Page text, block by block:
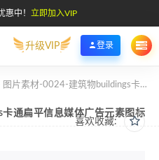
惠中！ 立即加入VIP
升级VIP 登录
图片素材-0024-建筑物buildings卡通扁平信息媒体广告元素图标
喜欢收藏:
通扁平信息媒体广告元素图标